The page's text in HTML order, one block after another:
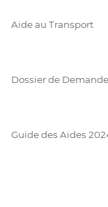
Aide au Transport
Dossier de
Guide des Aides